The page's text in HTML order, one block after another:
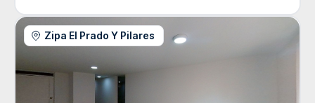
Zipa El Prado Y Pilares